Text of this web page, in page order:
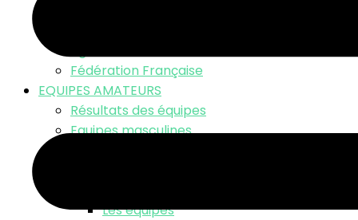
Fédération Française
EQUIPES AMATEURS
Résultats des équipes
Equipes masculines
Les équipes